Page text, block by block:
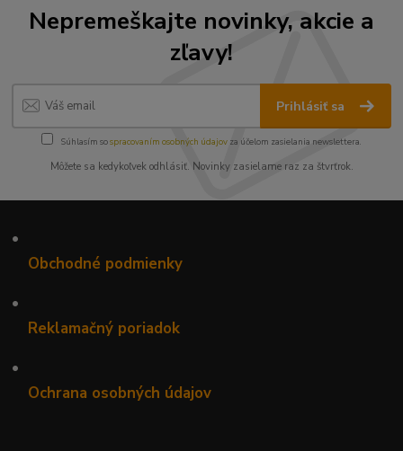
Nepremeškajte novinky, akcie a
zľavy!
Prihlásiť sa
Súhlasím sospracovaním osobných údajov za účelom zasielania newslettera.
Môžete sa kedykoľvek odhlásiť. Novinky zasielame raz za štvrťrok.
•
Obchodné podmienky
•
Reklamačný poriadok
•
Ochrana osobných údajov